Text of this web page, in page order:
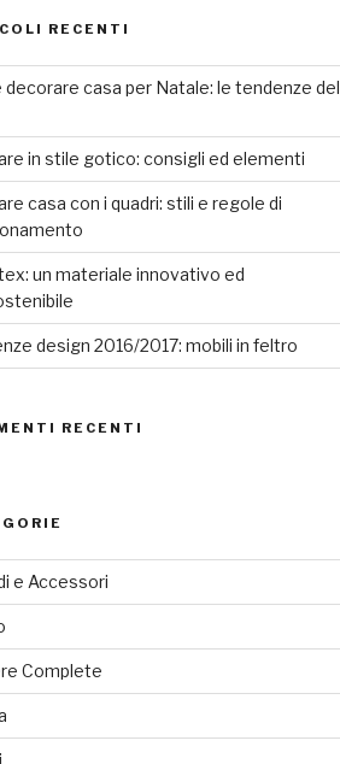
RECENTI
decorare casa per Natale: le tendenze del
in stile gotico: consigli ed elementi
casa con i quadri: stili e regole di
un materiale innovativo ed
design 2016/2017: mobili in feltro
RECENTI
e Accessori
Complete